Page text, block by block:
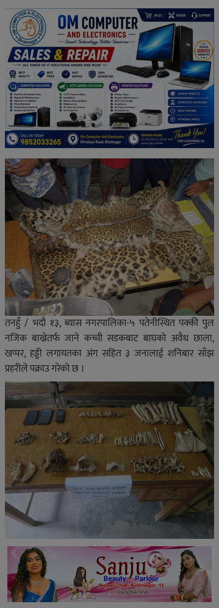
तनहुँ / भदौ १३, ब्यास नगरपालिका-५ पतेनीस्थित पक्की पुल
नजिक बाख्रेतर्फ जाने कच्ची सडकबाट बाघको अवैध छाला,
खप्पर, हड्डी लगायतका अंग सहित ३ जनालाई शनिबार साँझ
प्रहरीले पक्राउ गरेको छ ।